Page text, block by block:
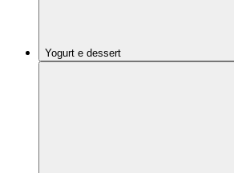
Yogurt e dessert